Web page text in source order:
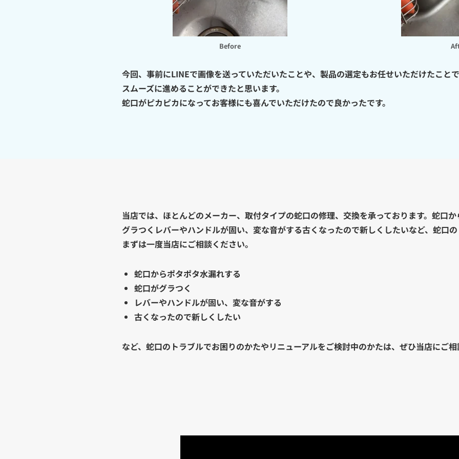
Before
今回、事前にLINEで画像を送っていただいたことや、製品の選定もお任せいただけたこと
スムーズに進めることができたと思います。
蛇口がピカピカになってお客様にも喜んでいただけたので良かったです。
当店では、ほとんどのメーカー、取付タイプの蛇口の修理、交換を承っております。蛇口
グラつくレバーやハンドルが固い、変な音がする古くなったので新しくしたいなど、蛇口
まずは一度当店にご相談ください。
蛇口からポタポタ水漏れする
蛇口がグラつく
レバーやハンドルが固い、変な音がする
古くなったので新しくしたい
など、蛇口のトラブルでお困りのかたやリニューアルをご検討中のかたは、ぜひ当店にご